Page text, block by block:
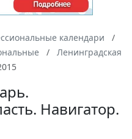
календари
Ленинградская
Навигатор.